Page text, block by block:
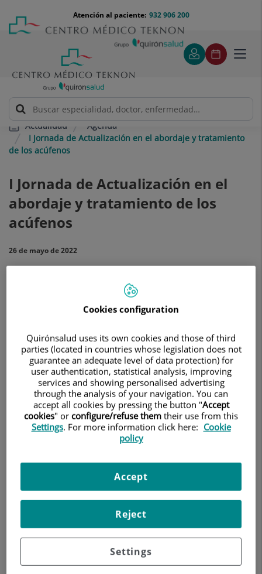
contenido
Menú
teléfono
cabecera
932 906 200
Atención al paciente:
Actualidad
Agenda
I Jornada de Actualización en el abordaje y tratamiento
de los acúfenos
I
Jornada
de
en
tratamiento
de
acúfenos
I Jornada de Actualización en el
abordaje y tratamiento de los
acúfenos
26 de mayo de 2022
Bienvenida a la I Jornada de Actualización en el
abordaje y tratamiento de los acúfenos
Cómo abordar los Acúfenos. Mi protocolo de
diagnóstico.
Cookies configuration
Quirónsalud uses its own cookies and those of third
parties (located in countries whose legislation does not
guarantee an adequate level of data protection) for
user authentication, statistical analysis, improving
services and showing personalised advertising
through the analysis of your navigation. You can
accept all cookies by pressing the button "Accept
cookies" or configure/refuse them their use from this
Settings. For more information click here: Cookie
policy
Settings
Reject
Accept